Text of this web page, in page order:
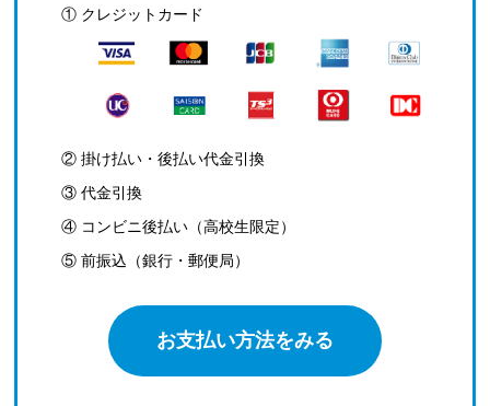
① クレジットカード
② 掛け払い・後払い代金引換
③ 代金引換
④ コンビニ後払い（高校生限定）
⑤ 前振込（銀行・郵便局）
お支払い方法をみる